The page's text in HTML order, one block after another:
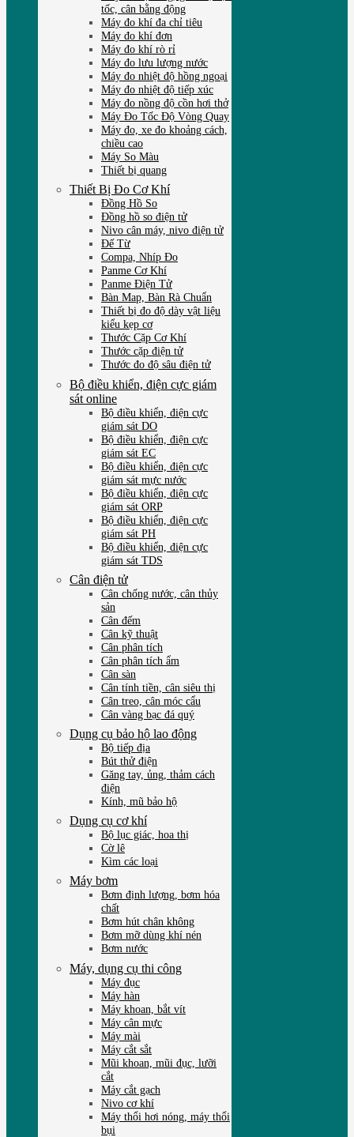
tốc, cân bằng động
Máy đo khí đa chỉ tiêu
Máy đo khí đơn
Máy đo khí rò rỉ
Máy đo lưu lượng nước
Máy đo nhiệt độ hồng ngoại
Máy đo nhiệt độ tiếp xúc
Máy đo nồng độ cồn hơi thở
Máy Đo Tốc Độ Vòng Quay
Máy đo, xe đo khoảng cách,
chiều cao
Máy So Màu
Thiết bị quang
Thiết Bị Đo Cơ Khí
Đồng Hồ So
Đồng hồ so điện tử
Nivo cân máy, nivo điện tử
Đế Từ
Compa, Nhíp Đo
Panme Cơ Khí
Panme Điện Tử
Bàn Map, Bàn Rà Chuẩn
Thiết bị đo độ dày vật liệu
kiểu kẹp cơ
Thước Cặp Cơ Khí
Thước cặp điện tử
Thước đo độ sâu điện tử
Bộ điều khiển, điện cực giám
sát online
Bộ điều khiển, điện cực
giám sát DO
Bộ điều khiển, điện cực
giám sát EC
Bộ điều khiển, điện cực
giám sát mực nước
Bộ điều khiển, điện cực
giám sát ORP
Bộ điều khiển, điện cực
giám sát PH
Bộ điều khiển, điện cực
giám sát TDS
Cân điện tử
Cân chống nước, cân thủy
sản
Cân đếm
Cân kỹ thuật
Cân phân tích
Cân phân tích ẩm
Cân sàn
Cân tính tiền, cân siêu thị
Cân treo, cân móc cẩu
Cân vàng bạc đá quý
Dụng cụ bảo hộ lao động
Bộ tiếp địa
Bút thử điện
Găng tay, ủng, thảm cách
điện
Kính, mũ bảo hộ
Dụng cụ cơ khí
Bộ lục giác, hoa thị
Cờ lê
Kìm các loại
Máy bơm
Bơm định lượng, bơm hóa
chất
Bơm hút chân không
Bơm mỡ dùng khí nén
Bơm nước
Máy, dụng cụ thi công
Máy đục
Máy hàn
Máy khoan, bắt vít
Máy cân mực
Máy mài
Máy cắt sắt
Mũi khoan, mũi đục, lưỡi
cắt
Máy cắt gạch
Nivo cơ khí
Máy thổi hơi nóng, máy thổi
bụi